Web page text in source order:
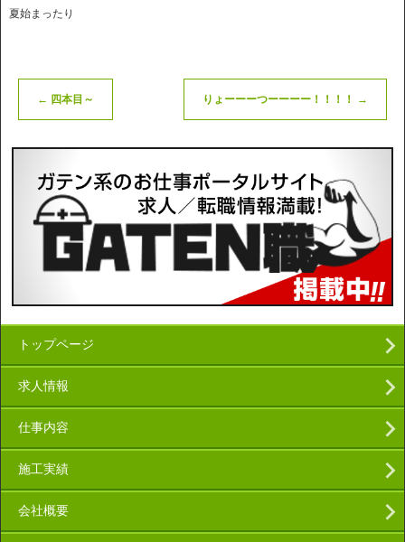
夏始まったり
← 四本目～ りょーーーつーーーー！！！！ →
トップページ
求人情報
仕事内容
施工実績
会社概要